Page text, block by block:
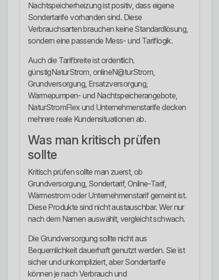
Nachtspeicherheizung ist positiv, dass eigene
Sondertarife vorhanden sind. Diese
Verbrauchsarten brauchen keine Standardlösung,
sondern eine passende Mess- und Tariflogik.
Auch die Tarifbreite ist ordentlich.
günstigNaturStrom, onlineN@turStrom,
Grundversorgung, Ersatzversorgung,
Wärmepumpen- und Nachtspeicherangebote,
NaturStromFlex und Unternehmenstarife decken
mehrere reale Kundensituationen ab.
Was man kritisch prüfen
sollte
Kritisch prüfen sollte man zuerst, ob
Grundversorgung, Sondertarif, Online-Tarif,
Wärmestrom oder Unternehmenstarif gemeint ist.
Diese Produkte sind nicht austauschbar. Wer nur
nach dem Namen auswählt, vergleicht schwach.
Die Grundversorgung sollte nicht aus
Bequemlichkeit dauerhaft genutzt werden. Sie ist
sicher und unkompliziert, aber Sondertarife
können je nach Verbrauch und